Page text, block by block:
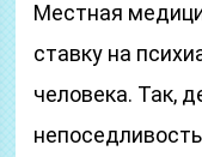
Местная
ставку на
человека. Так,